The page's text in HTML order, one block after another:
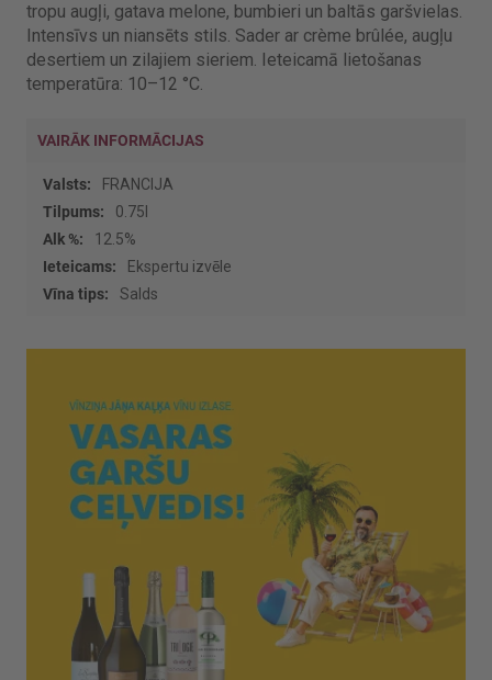
tropu augļi, gatava melone, bumbieri un baltās garšvielas.
Intensīvs un niansēts stils. Sader ar crème brûlée, augļu
desertiem un zilajiem sieriem. Ieteicamā lietošanas
temperatūra: 10–12 °C.
VAIRĀK INFORMĀCIJAS
Vairāk
informācijas
FRANCIJA
0.75l
12.5%
Ekspertu izvēle
Salds